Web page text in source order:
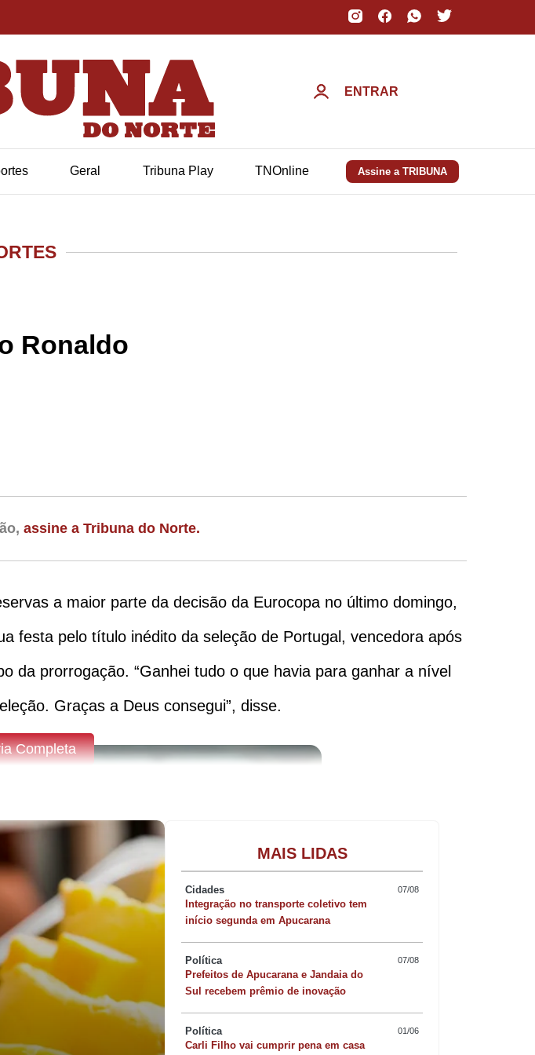
ENTRAR
Geral Tribuna Play TNOnline Assine a TRIBUNA
Ronaldo
assine a Tribuna do Norte.
a maior parte da decisão da Eurocopa no último domingo,
festa pelo título inédito da seleção de Portugal, vencedora após
da prorrogação. “Ganhei tudo o que havia para ganhar a nível
Graças a Deus consegui”, disse.
Completa
MAIS LIDAS
Cidades 07/08
Integração no transporte coletivo tem
início segunda em Apucarana
Política 07/08
Prefeitos de Apucarana e Jandaia do
Sul recebem prêmio de inovação
Política 01/06
Carli Filho vai cumprir pena em casa